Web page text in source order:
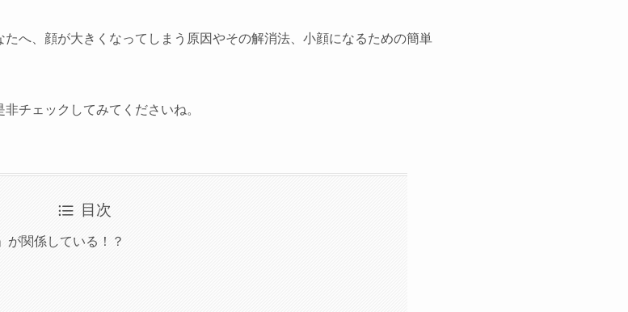
へ、顔が大きくなってしまう原因やその解消法、小顔になるための簡単
チェックしてみてくださいね。
目次
が関係している！？